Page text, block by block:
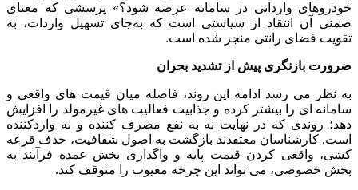
خودروهای وارداتی در سامانه عرضه شود؟» پرسشی که معنای
ضمنی آن انتقاد از سیاستی است که به‌جای تسهیل واردات، به
تقویت فضای رانتی منجر شده است.
ضرورت بازنگری پیش از تشدید بحران
به نظر می ‌رسد ادامه این روند، فاصله میان قیمت ‌های واقعی و
سامانه ‌ای را بیشتر کرده و جذابیت فعالیت ‌های غیرمولد را افزایش
دهد؛ روندی که در نهایت نه به نفع مصرف‌ کننده و نه واردکننده
است. کارشناسان معتقدند بازگشت به اصول شفافیت، حذف قرعه‌
کشی، واقعی ‌کردن قیمت پایه و واگذاری بخش عمده فرآیند به
بخش خصوصی، می ‌تواند این چرخه معیوب را متوقف کند.